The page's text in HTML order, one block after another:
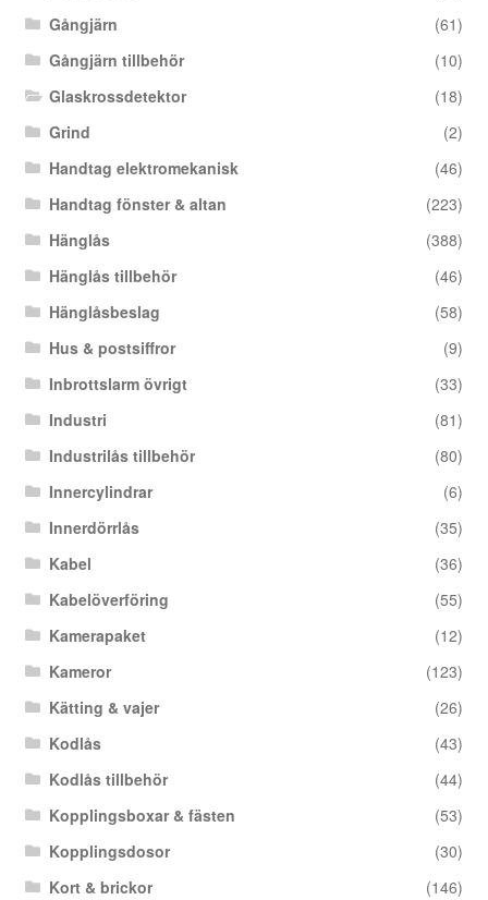
Gångjärn
(61)
Gångjärn tillbehör
(10)
Glaskrossdetektor
(18)
Grind
(2)
Handtag elektromekanisk
(46)
Handtag fönster & altan
(223)
Hänglås
(388)
Hänglås tillbehör
(46)
Hänglåsbeslag
(58)
Hus & postsiffror
(9)
Inbrottslarm övrigt
(33)
Industri
(81)
Industrilås tillbehör
(80)
Innercylindrar
(6)
Innerdörrlås
(35)
Kabel
(36)
Kabelöverföring
(55)
Kamerapaket
(12)
Kameror
(123)
Kätting & vajer
(26)
Kodlås
(43)
Kodlås tillbehör
(44)
Kopplingsboxar & fästen
(53)
Kopplingsdosor
(30)
Kort & brickor
(146)